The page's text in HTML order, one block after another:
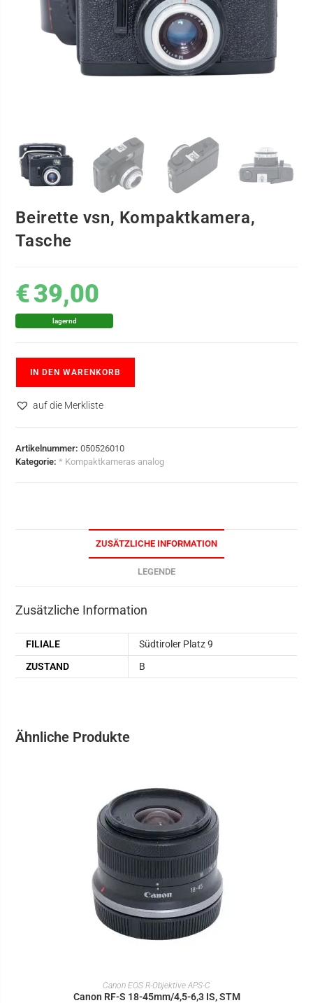
Beirette vsn, Kompaktkamera,
Tasche
€39,00
lagernd
IN DEN WARENKORB
auf die Merkliste
Artikelnummer:050526010
Kategorie:* Kompaktkameras analog
ZUSÄTZLICHE INFORMATION
LEGENDE
Zusätzliche Information
FILIALE
Südtiroler Platz 9
ZUSTAND
B
Ähnliche Produkte
IN DEN WARENKORB
Canon EOS R-Objektive APS-C
Canon RF-S 18-45mm/4,5-6,3 IS, STM